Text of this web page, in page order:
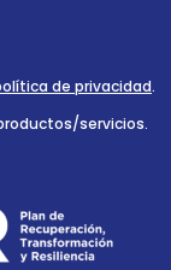
de privacidad.
servicios.